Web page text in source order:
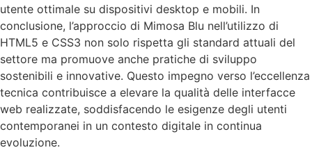
utente ottimale su dispositivi desktop e mobili. In
conclusione, l’approccio di Mimosa Blu nell’utilizzo di
HTML5 e CSS3 non solo rispetta gli standard attuali del
settore ma promuove anche pratiche di sviluppo
sostenibili e innovative. Questo impegno verso l’eccellenza
tecnica contribuisce a elevare la qualità delle interfacce
web realizzate, soddisfacendo le esigenze degli utenti
contemporanei in un contesto digitale in continua
evoluzione.